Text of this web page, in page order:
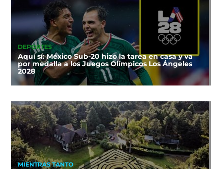
DEPORTES
Aquí sí: México Sub-20 hizo la tarea en casa y va
por medalla a los Juegos Olímpicos Los Ángeles
2028
MIENTRAS TANTO